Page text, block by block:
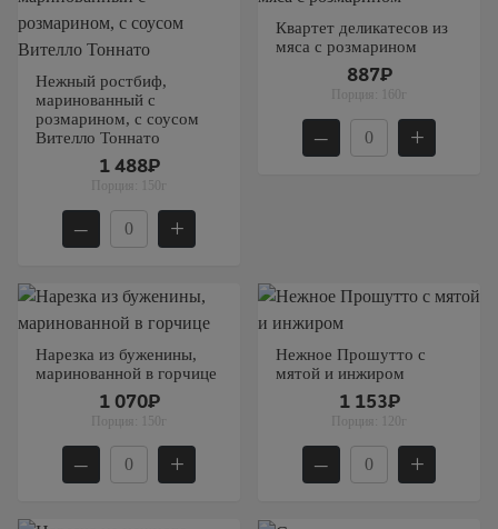
Нежный ростбиф,
маринованный с
розмарином, с соусом
Вителло Тоннато
1 488₽
Порция: 150г
– +
Квартет деликатесов из
мяса с розмарином
887₽
Порция: 160г
– +
Нарезка из буженины,
маринованной в горчице
1 070₽
Порция: 150г
– +
Нежное Прошутто с
мятой и инжиром
1 153₽
Порция: 120г
– +